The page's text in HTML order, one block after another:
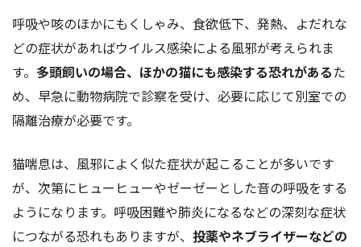
呼吸や咳のほかにもくしゃみ、食欲低下、発熱、よだれな
どの症状があればウイルス感染による風邪が考えられま
す。 多頭飼いの場合、ほかの猫にも感染する恐れがあるた
め、早急に動物病院で診察を受け、必要に応じて別室での
隔離治療が必要です。
猫喘息は、風邪によく似た症状が起こることが多いです
が、次第にヒューヒューやゼーゼーとした音の呼吸をする
ようになります。呼吸困難や肺炎になるなどの深刻な症状
につながる恐れもありますが、 投薬やネブライザーなどの